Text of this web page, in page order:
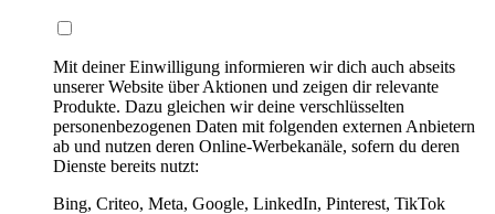
Mit deiner Einwilligung informieren wir dich auch abseits
unserer Website über Aktionen und zeigen dir relevante
Produkte. Dazu gleichen wir deine verschlüsselten
personenbezogenen Daten mit folgenden externen Anbietern
ab und nutzen deren Online-Werbekanäle, sofern du deren
Dienste bereits nutzt:
Bing, Criteo, Meta, Google, LinkedIn, Pinterest, TikTok